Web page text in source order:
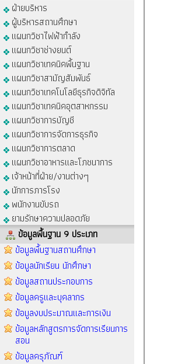
ฝ่ายบริหาร
ผู้บริหารสถานศึกษา
แผนกวิชาไฟฟ้ากำลัง
แผนกวิชาช่างยนต์
แผนกวิชาเทคนิคพื้นฐาน
แผนกวิชาสามัญสัมพันธ์
แผนกวิชาเทคโนโลยีธุรกิจดิจิทัล
แผนกวิชาเทคนิคอุตสาหกรรม
แผนกวิชาการบัญชี
แผนกวิชาการจัดการธุรกิจ
แผนกวิชาการตลาด
แผนกวิชาอาหารและโภชนาการ
เจ้าหน้าที่ฝ่าย/งานต่างๆ
นักการภารโรง
พนักงานขับรถ
ยามรักษาความปลอดภัย
ข้อมูลพื้นฐาน 9 ประเภท
ข้อมูลพื้นฐานสถานศึกษา
ข้อมูลนักเรียน นักศึกษา
ข้อมูลสถานประกอบการ
ข้อมูลครูและบุคลากร
ข้อมูลงบประมาณและการเงิน
ข้อมูลหลักสูตรการจัดการเรียนการ
สอน
ข้อมูลครุภัณฑ์